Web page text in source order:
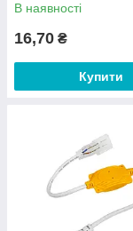
В наявності
16,70 ₴
Купити